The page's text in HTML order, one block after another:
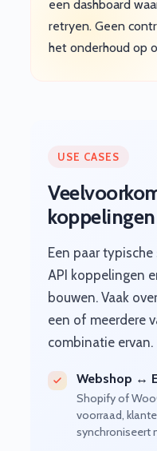
een dashboard
retryen. Geen
het onderhoud op
USE CASES
Een paar
API koppelingen
bouwen. Vaak
een of meerdere
combinatie ervan.
Webshop ↔
Shopify of
voorraad,
synchroniseert